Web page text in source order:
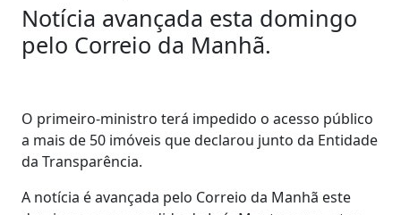
Notícia avançada esta domingo
pelo Correio da Manhã.
O primeiro-ministro terá impedido o acesso público
a mais de 50 imóveis que declarou junto da Entidade
da Transparência.
A notícia é avançada pelo Correio da Manhã este